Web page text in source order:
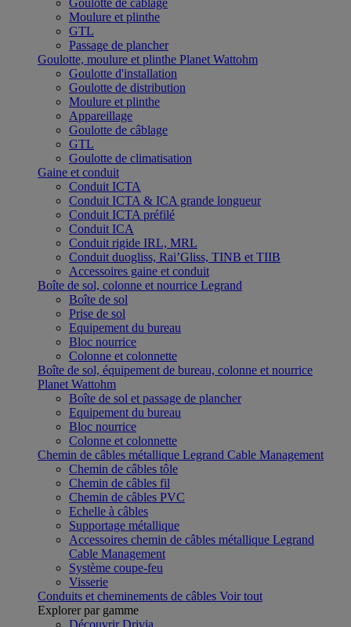
Goulotte de câblage
Moulure et plinthe
GTL
Passage de plancher
Goulotte, moulure et plinthe Planet Wattohm
Goulotte d'installation
Goulotte de distribution
Moulure et plinthe
Appareillage
Goulotte de câblage
GTL
Goulotte de climatisation
Gaine et conduit
Conduit ICTA
Conduit ICTA & ICA grande longueur
Conduit ICTA préfilé
Conduit ICA
Conduit rigide IRL, MRL
Conduit duogliss, Rai’Gliss, TINB et TIIB
Accessoires gaine et conduit
Boîte de sol, colonne et nourrice Legrand
Boîte de sol
Prise de sol
Equipement du bureau
Bloc nourrice
Colonne et colonnette
Boîte de sol, équipement de bureau, colonne et nourrice
Planet Wattohm
Boîte de sol et passage de plancher
Equipement du bureau
Bloc nourrice
Colonne et colonnette
Chemin de câbles métallique Legrand Cable Management
Chemin de câbles tôle
Chemin de câbles fil
Chemin de câbles PVC
Echelle à câbles
Supportage métallique
Accessoires chemin de câbles métallique Legrand
Cable Management
Système coupe-feu
Visserie
Conduits et cheminements de câbles Voir tout
Explorer par gamme
Découvrir Drivia